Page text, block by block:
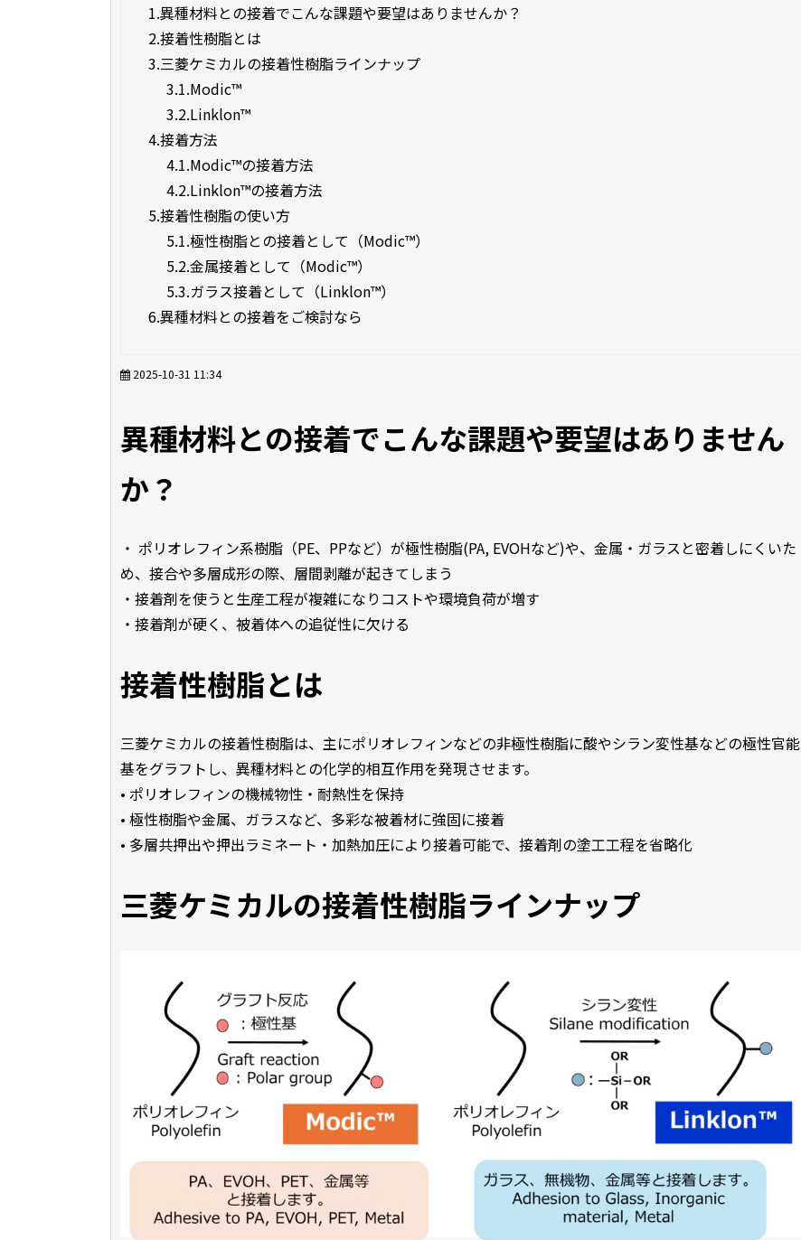
1.異種材料との接着でこんな課題や要望はありませんか？
2.接着性樹脂とは
3.三菱ケミカルの接着性樹脂ラインナップ
3.1.Modic™
3.2.Linklon™
4.接着方法
4.1.Modic™の接着方法
4.2.Linklon™の接着方法
5.接着性樹脂の使い方
5.1.極性樹脂との接着として（Modic™）
5.2.金属接着として（Modic™）
5.3.ガラス接着として（Linklon™）
6.異種材料との接着をご検討なら
2025-10-31 11:34
異種材料との接着でこんな課題や要望はありません
か？
・ ポリオレフィン系樹脂（PE、PPなど）が極性樹脂(PA, EVOHなど)や、金属・ガラスと密着しにくいた
め、接合や多層成形の際、層間剥離が起きてしまう
・接着剤を使うと生産工程が複雑になりコストや環境負荷が増す
・接着剤が硬く、被着体への追従性に欠ける
接着性樹脂とは
三菱ケミカルの接着性樹脂は、主にポリオレフィンなどの非極性樹脂に酸やシラン変性基などの極性官能
基をグラフトし、異種材料との化学的相互作用を発現させます。
• ポリオレフィンの機械物性・耐熱性を保持
• 極性樹脂や金属、ガラスなど、多彩な被着材に強固に接着
• 多層共押出や押出ラミネート・加熱加圧により接着可能で、接着剤の塗工工程を省略化
三菱ケミカルの接着性樹脂ラインナップ